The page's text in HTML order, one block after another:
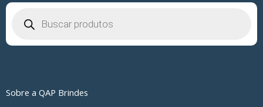
Sobre a QAP Brindes